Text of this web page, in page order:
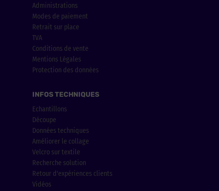
Administrations
Modes de paiement
Retrait sur place
TVA
Conditions de vente
Mentions Légales
Protection des données
INFOS TECHNIQUES
Echantillons
Découpe
Données techniques
Améliorer le collage
Velcro sur textile
Recherche solution
Retour d'expériences clients
Vidéos